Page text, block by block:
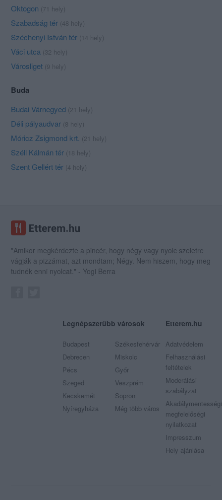
Oktogon (71 hely)
Szabadság tér (48 hely)
Széchenyi István tér (14 hely)
Váci utca (32 hely)
Városliget (9 hely)
Buda
Budai Várnegyed (21 hely)
Déli pályaudvar (8 hely)
Móricz Zsigmond krt. (21 hely)
Széll Kálmán tér (18 hely)
Szent Gellért tér (4 hely)
"Amikor megkérdezte a pincér, hogy négy vagy nyolc szeletre
vágják a pizzámat, azt mondtam; Négy. Nem hiszem, hogy meg
tudnék enni nyolcat." - Yogi Berra
Legnépszerűbb városok
Budapest
Debrecen
Pécs
Szeged
Kecskemét
Nyíregyháza
Székesfehérvár
Miskolc
Győr
Veszprém
Sopron
Még több város
Etterem.hu
Adatvédelem
Felhasználási
feltételek
Moderálási
szabályzat
Akadálymentességi
megfelelőségi
nyilatkozat
Impresszum
Hely ajánlása